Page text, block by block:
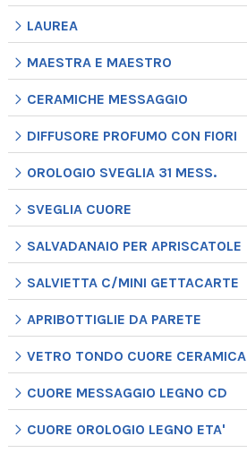
LAUREA
MAESTRA E MAESTRO
CERAMICHE MESSAGGIO
DIFFUSORE PROFUMO CON FIORI
OROLOGIO SVEGLIA 31 MESS.
SVEGLIA CUORE
SALVADANAIO PER APRISCATOLE
SALVIETTA C/MINI GETTACARTE
APRIBOTTIGLIE DA PARETE
VETRO TONDO CUORE CERAMICA
CUORE MESSAGGIO LEGNO CD
CUORE OROLOGIO LEGNO ETA'